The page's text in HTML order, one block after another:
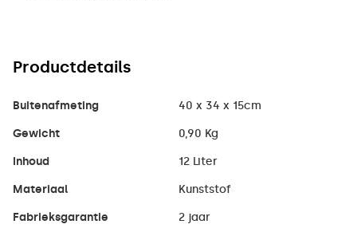
Productdetails
Buitenafmeting 40 x 34 x 15cm
Gewicht 0,90 Kg
Inhoud 12 Liter
Materiaal Kunststof
Fabrieksgarantie 2 jaar